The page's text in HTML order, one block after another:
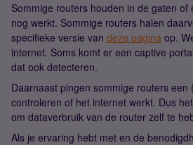
Sommige routers houden in de gaten of
nog werkt. Sommige routers halen
specifieke versie van deze pagina op.
internet. Soms komt er een captive
dat ook detecteren.
Daarnaast pingen sommige routers een
controleren of het internet werkt. Dus
om dataverbruik van de router zelf te
Als je ervaring hebt met en de